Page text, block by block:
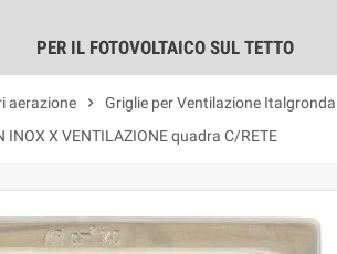
PER IL FOTOVOLTAICO SUL TETTO
aerazione chevron_right Griglie per Ventilazione Italgronda
INOX X VENTILAZIONE quadra C/RETE